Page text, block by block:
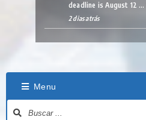
deadline is August 12 …
2 dias atrás
Menu